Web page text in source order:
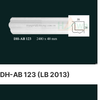
DH-AB 123 (LB 2013)